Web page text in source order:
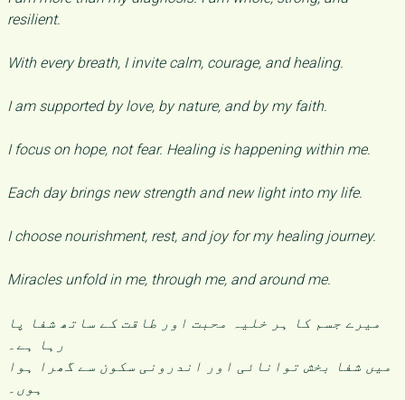
resilient.
With every breath, I invite calm, courage, and healing.
I am supported by love, by nature, and by my faith.
I focus on hope, not fear. Healing is happening within me.
Each day brings new strength and new light into my life.
I choose nourishment, rest, and joy for my healing journey.
Miracles unfold in me, through me, and around me.
میرے جسم کا ہر خلیہ محبت اور طاقت کے ساتھ شفا پا
رہا ہے۔
میں شفا بخش توانائی اور اندرونی سکون سے گھرا ہوا
ہوں۔